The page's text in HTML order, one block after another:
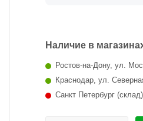
Наличие в
Краснодар, ул.
Ростов-на-Дону, ул.
Санкт Петербург (склад)